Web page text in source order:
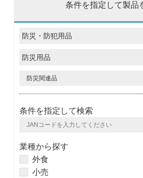
条件を指定して製品
条件を指定して検索
業種から探す
外食
小売